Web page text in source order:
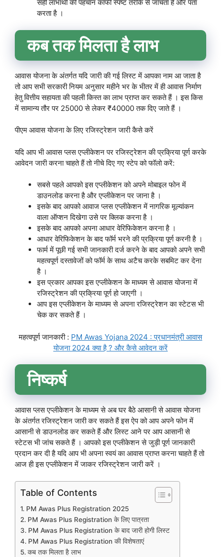
सही लाभार्थी की पहचान काफी स्पष्ट तरीके से जांचता है और पता
करता है ।
कब तक मिलता है लाभ
आवास योजना के अंतर्गत यदि जारी की गई लिस्ट में आपका नाम आ जाता है
तो आप सभी सरकारी नियम अनुसार महीने भर के भीतर में ही आवास निर्माण
हेतु वित्तीय सहायता की पहली किस्त का लाभ प्राप्त कर सकते हैं । इस किस
में सामान्य तौर पर 25000 से लेकर ₹40000 तक दिए जाते हैं ।
पीएम आवास योजना के लिए रजिस्ट्रेशन जारी कैसे करें
यदि आप भी आवास प्लस एप्लीकेशन पर रजिस्ट्रेशन की प्रक्रिया पूर्ण करके
आवेदन जारी करना चाहते हैं तो नीचे दिए गए स्टेप को फॉलो करें:
सबसे पहले आपको इस एप्लीकेशन को अपने मोबाइल फोन में
डाउनलोड करना है और एप्लीकेशन पर जाना है ।
इसके बाद आपको आवाज प्लस एप्लीकेशन में नागरिक मूल्यांकन
वाला ऑप्शन दिखेगा उसे पर क्लिक करना है ।
इसके बाद आपको अपना आधार वेरिफिकेशन करना है ।
आधार वेरिफिकेशन के बाद फॉर्म भरने की प्रक्रिया पूर्ण करनी है ।
फार्म में पूछी गई सभी जानकारी दर्ज करने के बाद आपको अपने सभी
महत्वपूर्ण दस्तावेजों को फॉर्म के साथ अटैच करके सबमिट कर देना
है ।
इस प्रकार आपका इस एप्लीकेशन के माध्यम से आवास योजना में
रजिस्ट्रेशन की प्रक्रिया पूर्ण हो जाएगी ।
आप इस एप्लीकेशन के माध्यम से अपना रजिस्ट्रेशन का स्टेटस भी
चेक कर सकते हैं ।
महत्वपूर्ण जानकारी : PM Awas Yojana 2024 : प्रधानमंत्री आवास
योजना 2024 क्या है ? और कैसे आवेदन करें
निष्कर्ष
आवास प्लस एप्लीकेशन के माध्यम से अब घर बैठे आसानी से आवास योजना
के अंतर्गत रजिस्ट्रेशन जारी कर सकते हैं इस ऐप को आप अपने फोन में
आसानी से डाउनलोड कर सकते हैं और लिस्ट आने पर आप आसानी से
स्टेटस भी जांच सकते हैं । आपको इस एप्लीकेशन से जुड़ी पूर्ण जानकारी
प्रदान कर दी है यदि आप भी अपना स्वयं का आवास प्राप्त करना चाहते हैं तो
आज ही इस एप्लीकेशन में जाकर रजिस्ट्रेशन जारी करें ।
Table of Contents
PM Awas Plus Registration 2025
PM Awas Plus Registration के लिए पात्रता
PM Awas Plus Registration के बाद जारी होगी लिस्ट
PM Awas Plus Registration की विशेषताएं
कब तक मिलता है लाभ